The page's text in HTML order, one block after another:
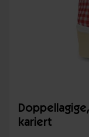
kariert